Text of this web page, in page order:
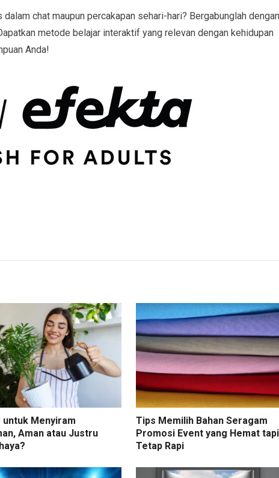
chat maupun percakapan sehari-hari? Bergabunglah dengan
metode belajar interaktif yang relevan dengan kehidupan
Anda!
untuk Menyiram
Aman atau Justru
Tips Memilih Bahan Seragam
Promosi Event yang Hemat tapi
Tetap Rapi